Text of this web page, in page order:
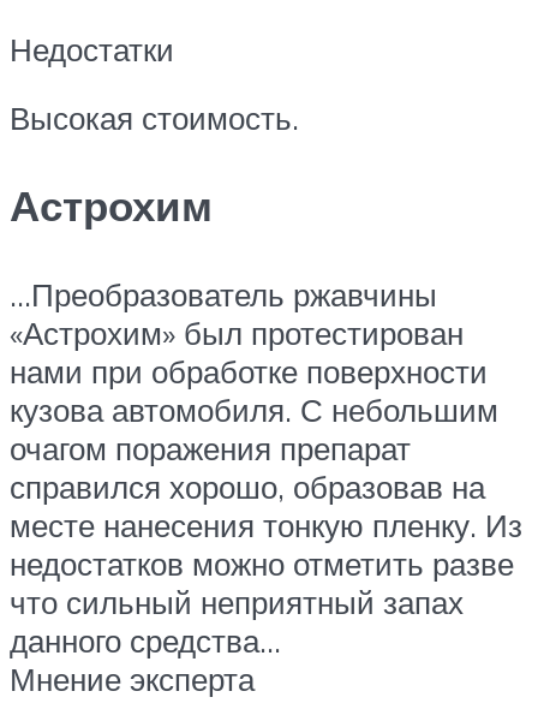
Недостатки
Высокая стоимость.
Астрохим
…Преобразователь ржавчины
«Астрохим» был протестирован
нами при обработке поверхности
кузова автомобиля. С небольшим
очагом поражения препарат
справился хорошо, образовав на
месте нанесения тонкую пленку. Из
недостатков можно отметить разве
что сильный неприятный запах
данного средства…
Мнение эксперта